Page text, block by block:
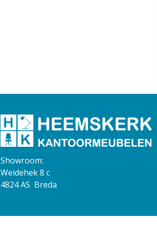
Showroom:
Weidehek 8 c
4824 AS Breda